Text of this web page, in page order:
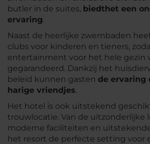
butler in de suites, biedthet een
ervaring.
Naast de heerlijke zwembaden
clubs voor kinderen en tieners,
entertainment voor het hele gezin
gegarandeerd. Dankzij het
beleid kunnen gasten de ervaring
harige vriendjes.
Het hotel is ook uitstekend
trouwlocatie. Van de uitzonderlijke
moderne faciliteiten en
het resort de perfecte setting voor